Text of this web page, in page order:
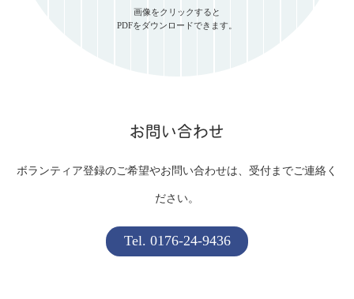
画像をクリックすると
PDFをダウンロードできます。
お問い合わせ
ボランティア登録のご希望やお問い合わせは、受付までご連絡く
ださい。
Tel. 0176-24-9436